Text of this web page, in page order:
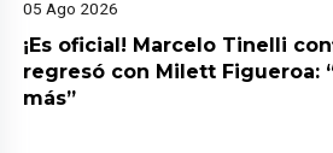
05 Ago 2026
¡Es oficial! Marcelo Tinelli
regresó con Milett Figueroa:
más”